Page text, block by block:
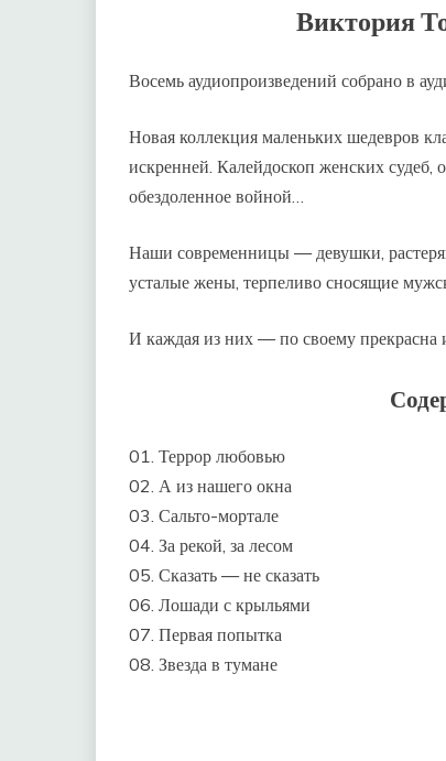
Виктория
Восемь аудиопроизведений собрано в
Новая коллекция маленьких шедевров
искренней. Калейдоскоп женских судеб,
обездоленное войной…
Наши современницы — девушки,
усталые жены, терпеливо сносящие
И каждая из них — по своему прекрасна
01. Террор любовью
02. А из нашего окна
03. Сальто-мортале
04. За рекой, за лесом
05. Сказать — не сказать
06. Лошади с крыльями
07. Первая попытка
08. Звезда в тумане